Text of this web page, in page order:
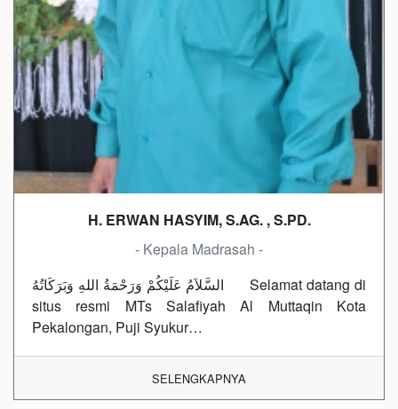
H. ERWAN HASYIM, S.AG. , S.PD.
- Kepala Madrasah -
السَّلاَمُ عَلَيْكُمْ وَرَحْمَةُ اللهِ وَبَرَكَاتُهُ Selamat datang di
situs resmi MTs Salafiyah Al Muttaqin Kota
Pekalongan, Puji Syukur…
SELENGKAPNYA